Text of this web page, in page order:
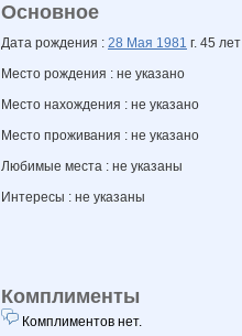
Основное
Дата рождения : 28 Мая 1981 г. 45 лет
Место рождения : не указано
Место нахождения : не указано
Место проживания : не указано
Любимые места : не указаны
Интересы : не указаны
Комплименты
Комплиментов нет.